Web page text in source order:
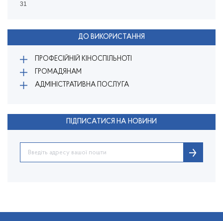
31
ДО ВИКОРИСТАННЯ
ПРОФЕСІЙНІЙ КІНОСПІЛЬНОТІ
ГРОМАДЯНАМ
АДМІНІСТРАТИВНА ПОСЛУГА
ПІДПИСАТИСЯ НА НОВИНИ